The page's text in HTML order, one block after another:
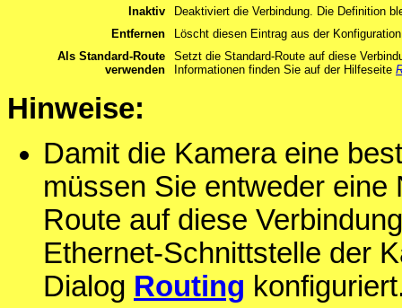
Inaktiv
Deaktiviert die Verbindung. Die Definition
Entfernen
Löscht diesen Eintrag aus der
Als Standard-Route
verwenden
Setzt die Standard-Route auf diese
Informationen finden Sie auf der Hilfeseite
Hinweise:
Damit die Kamera eine
müssen Sie entweder
Route auf diese
Ethernet-Schnittstelle der
Dialog Routing